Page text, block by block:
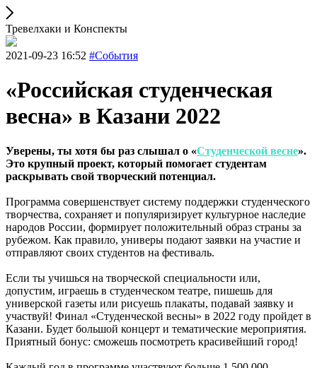
Тревелхаки и Конспекты
2021-09-23 16:52 #События
«Российская студенческая
весна» в Казани 2022
Уверены, ты хотя бы раз слышал о «Студенческой весне».
Это крупный проект, который помогает студентам
раскрывать свой творческий потенциал.
Программа совершенствует систему поддержки студенческого
творчества, сохраняет и популяризирует культурное наследие
народов России, формирует положительный образ страны за
рубежом. Как правило, универы подают заявки на участие и
отправляют своих студентов на фестиваль.
Если ты учишься на творческой специальности или,
допустим, играешь в студенческом театре, пишешь для
универской газеты или рисуешь плакаты, подавай заявку и
участвуй! Финал «Студенческой весны» в 2022 году пройдет в
Казани. Будет большой концерт и тематические мероприятия.
Приятный бонус: сможешь посмотреть красивейший город!